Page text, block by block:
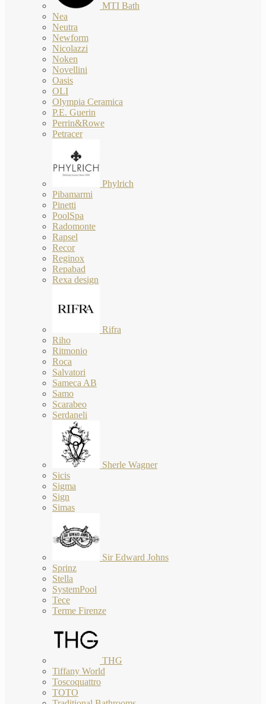
MTI Bath
Nea
Neutra
Newform
Nicolazzi
Noken
Novellini
Oasis
OLI
Olympia Ceramica
P.E. Guerin
Perrin&Rowe
Petracer
Phylrich
Pibamarmi
Pinetti
PoolSpa
Radomonte
Rapsel
Recor
Reginox
Repabad
Rexa design
Rifra
Riho
Ritmonio
Roca
Salvatori
Sameca AB
Samo
Scarabeo
Serdaneli
Sherle Wagner
Sicis
Sigma
Sign
Simas
Sir Edward Johns
Sprinz
Stella
SystemPool
Tece
Terme Firenze
THG
Tiffany World
Toscoquattro
TOTO